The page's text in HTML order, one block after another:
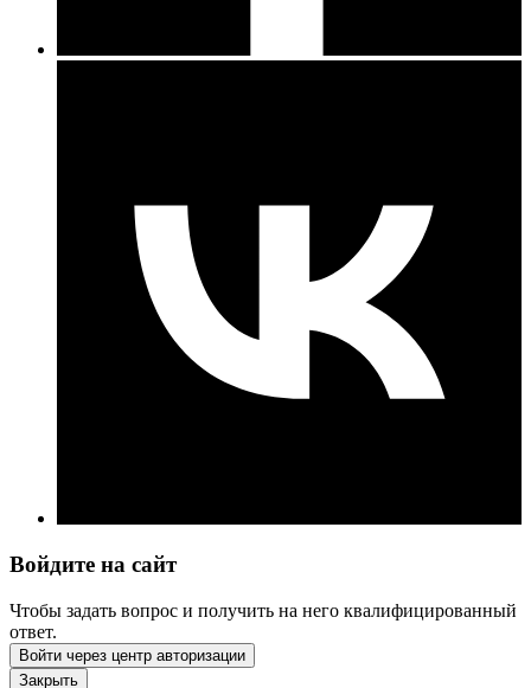
Войдите на сайт
Чтобы задать вопрос и получить на него квалифицированный
ответ.
Войти через центр авторизации
Закрыть